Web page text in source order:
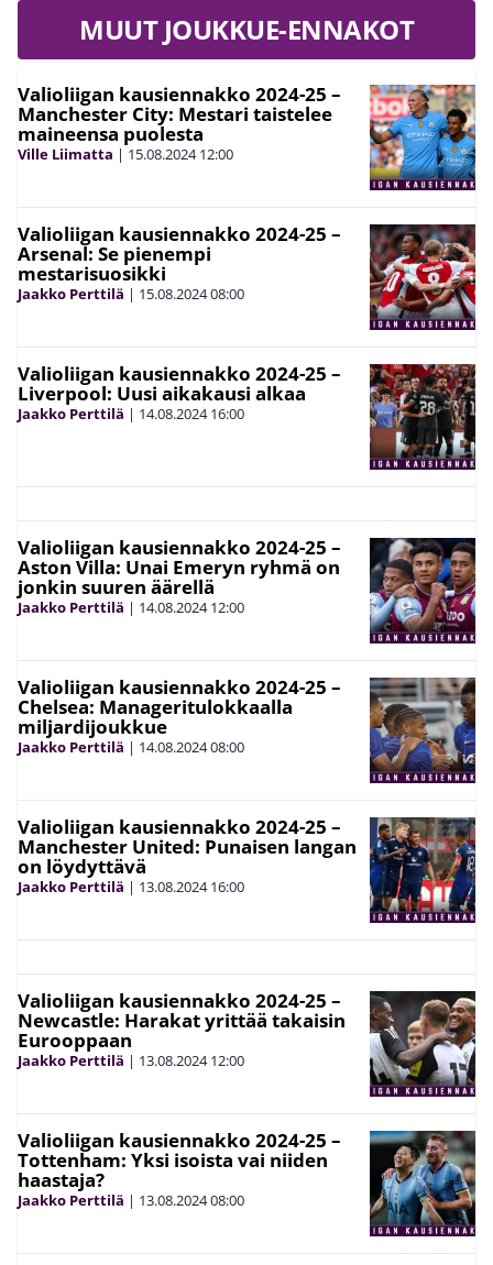
MUUT JOUKKUE-ENNAKOT
Valioliigan kausiennakko 2024-25 –
Manchester City: Mestari taistelee
maineensa puolesta
Ville Liimatta | 15.08.2024 12:00
Valioliigan kausiennakko 2024-25 –
Arsenal: Se pienempi
mestarisuosikki
Jaakko Perttilä | 15.08.202408:00
Valioliigan kausiennakko 2024-25 –
Liverpool: Uusi aikakausi alkaa
Jaakko Perttilä | 14.08.2024 16:00
Valioliigan kausiennakko 2024-25 –
Aston Villa: Unai Emeryn ryhmä on
jonkin suuren äärellä
Jaakko Perttilä | 14.08.2024 12:00
Valioliigan kausiennakko 2024-25 –
Chelsea: Manageritulokkaalla
miljardijoukkue
Jaakko Perttilä | 14.08.202408:00
Valioliigan kausiennakko 2024-25 –
Manchester United: Punaisen langan
on löydyttävä
Jaakko Perttilä | 13.08.2024 16:00
Valioliigan kausiennakko 2024-25 –
Newcastle: Harakat yrittää takaisin
Eurooppaan
Jaakko Perttilä | 13.08.2024 12:00
Valioliigan kausiennakko 2024-25 –
Tottenham: Yksi isoista vai niiden
haastaja?
Jaakko Perttilä | 13.08.202408:00